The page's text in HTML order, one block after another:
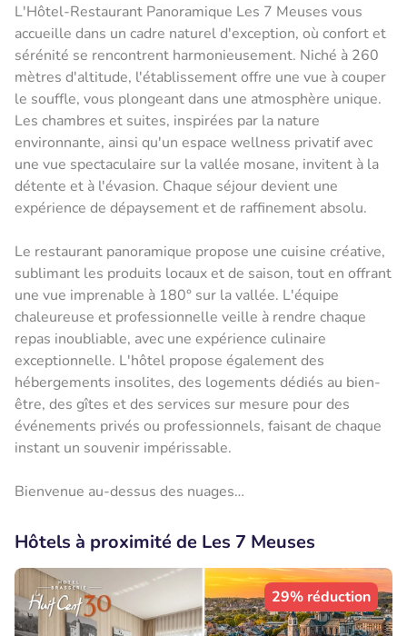
L'Hôtel-Restaurant Panoramique Les 7 Meuses vous
accueille dans un cadre naturel d'exception, où confort et
sérénité se rencontrent harmonieusement. Niché à 260
mètres d'altitude, l'établissement offre une vue à couper
le souffle, vous plongeant dans une atmosphère unique.
Les chambres et suites, inspirées par la nature
environnante, ainsi qu'un espace wellness privatif avec
une vue spectaculaire sur la vallée mosane, invitent à la
détente et à l'évasion. Chaque séjour devient une
expérience de dépaysement et de raffinement absolu.
Le restaurant panoramique propose une cuisine créative,
sublimant les produits locaux et de saison, tout en offrant
une vue imprenable à 180° sur la vallée. L'équipe
chaleureuse et professionnelle veille à rendre chaque
repas inoubliable, avec une expérience culinaire
exceptionnelle. L'hôtel propose également des
hébergements insolites, des logements dédiés au bien-
être, des gîtes et des services sur mesure pour des
événements privés ou professionnels, faisant de chaque
instant un souvenir impérissable.
Bienvenue au-dessus des nuages…
Hôtels à proximité de Les 7 Meuses
29% réduction